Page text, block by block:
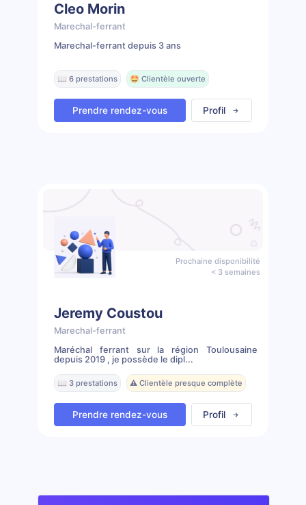
Cleo Morin
Marechal-ferrant
Marechal-ferrant depuis 3 ans
📖 6 prestations 🤩 Clientèle ouverte
Prendre rendez-vous Profil
Prochaine disponibilité
< 3 semaines
Jeremy Coustou
Marechal-ferrant
Maréchal ferrant sur la région Toulousaine
depuis 2019 , je possède le dipl...
📖 3 prestations ⚠️ Clientèle presque complète
Prendre rendez-vous Profil